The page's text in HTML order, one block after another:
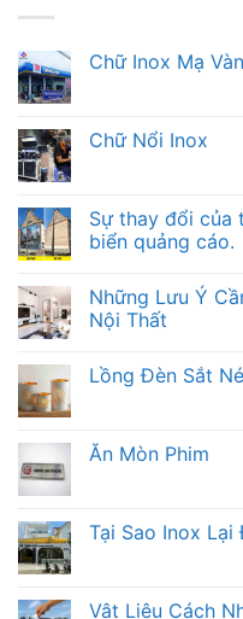
Chữ Inox Mạ
Chữ Nổi Inox
Sự thay đổi của
biển quảng cáo.
Những Lưu Ý
Nội Thất
Lồng Đèn Sắt
Ăn Mòn Phim
Tại Sao Inox
Vật Liệu Cách